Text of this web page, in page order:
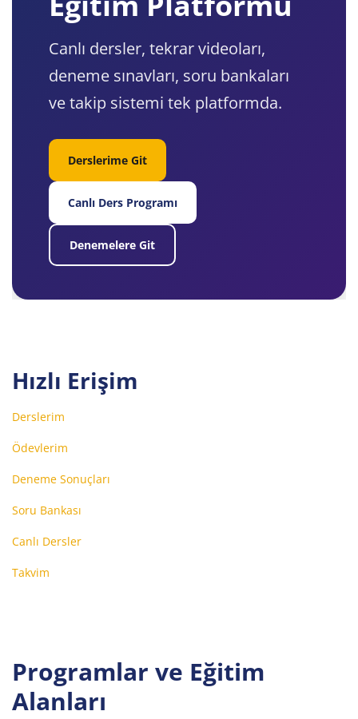
Canlı dersler, tekrar videoları,
deneme sınavları, soru bankaları
ve takip sistemi tek platformda.
Derslerime Git
Canlı Ders Programı
Denemelere Git
Hızlı Erişim
Derslerim
Ödevlerim
Deneme Sonuçları
Soru Bankası
Canlı Dersler
Takvim
Programlar ve Eğitim
Alanları